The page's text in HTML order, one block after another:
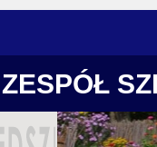
ZESPÓŁ